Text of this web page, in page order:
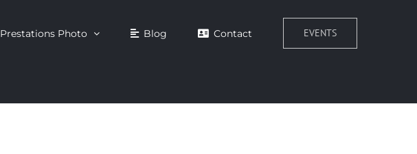
Prestations Photo Blog Contact EVENTS